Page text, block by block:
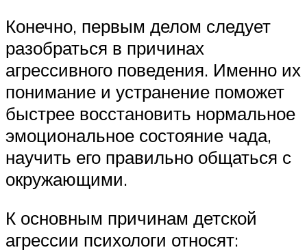
Конечно, первым делом следует
разобраться в причинах
агрессивного поведения. Именно их
понимание и устранение поможет
быстрее восстановить нормальное
эмоциональное состояние чада,
научить его правильно общаться с
окружающими.
К основным причинам детской
агрессии психологи относят: